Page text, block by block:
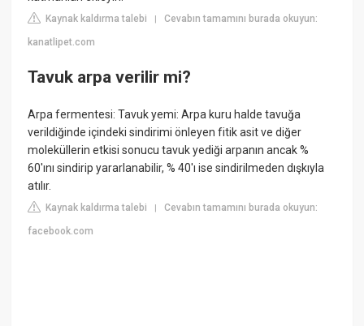
Kaynak kaldırma talebi |Cevabın tamamını burada okuyun:
kanatlipet.com
Tavuk arpa verilir mi?
Arpa fermentesi: Tavuk yemi: Arpa kuru halde tavuğa
verildiğinde içindeki sindirimi önleyen fitik asit ve diğer
moleküllerin etkisi sonucu tavuk yediği arpanın ancak %
60'ını sindirip yararlanabilir, % 40'ı ise sindirilmeden dışkıyla
atılır.
Kaynak kaldırma talebi |Cevabın tamamını burada okuyun:
facebook.com